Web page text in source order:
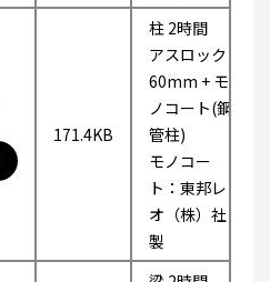
171.4KB
柱 2時間
アスロック
60mm + モ
ノコート(鋼
管柱)
モノコー
ト：東邦レ
オ（株）社
製